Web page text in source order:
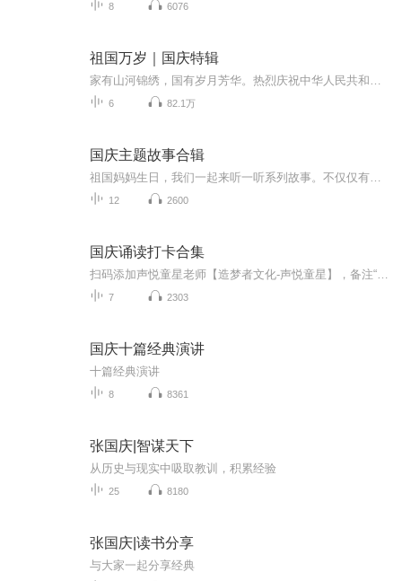
8 6076
祖国万岁｜国庆特辑
6 82.1万
国庆主题故事合辑
12 2600
国庆诵读打卡合集
7 2303
国庆十篇经典演讲
十篇经典演讲
8 8361
张国庆|智谋天下
从历史与现实中吸取教训，积累经验
25 8180
张国庆|读书分享
与大家一起分享经典